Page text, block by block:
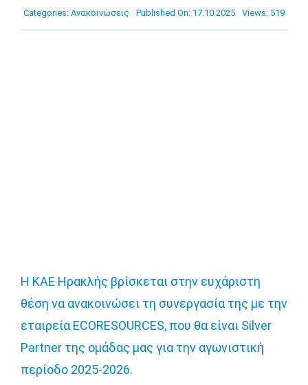
Categories: Ανακοινώσεις Published On: 17.10.2025 Views: 519
Η ΚΑΕ Ηρακλής βρίσκεται στην ευχάριστη
θέση να ανακοινώσει τη συνεργασία της με την
εταιρεία ECORESOURCES, που θα είναι Silver
Partner της ομάδας μας για την αγωνιστική
περίοδο 2025-2026.